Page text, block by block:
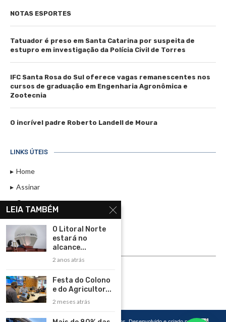
NOTAS ESPORTES
Tatuador é preso em Santa Catarina por suspeita de
estupro em investigação da Polícia Civil de Torres
IFC Santa Rosa do Sul oferece vagas remanescentes nos
cursos de graduação em Engenharia Agronômica e
Zootecnia
O incrível padre Roberto Landell de Moura
LINKS ÚTEIS
Home
Assinar
Contato
Política de Privacidade
Rádio Maristela - Ao Vivo
ASSINE
LEIA TAMBÉM
O Litoral Norte
estará no
alcance...
2 anos atrás
Festa do Colono
e do Agricultor...
2 meses atrás